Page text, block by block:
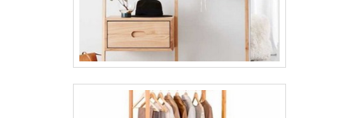
sucesso de cada cliente. Aproveite a visita
para acessar o nosso site e saber mais
sobre a empresa, os serviços e os produtos.
Se preferir, entre em contato com um dos
nossos consultores e solicite um